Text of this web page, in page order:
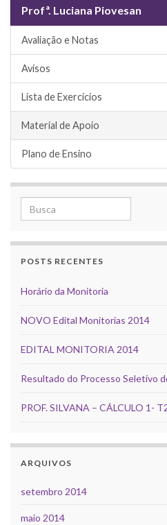
Profª. Luciana Piovesan
Avaliação e Notas
Avisos
Lista de Exercícios
Material de Apoio
Plano de Ensino
Search for:
POSTS RECENTES
Horário da Monitoria
NOVO Edital Monitorias 2014
EDITAL MONITORIA 2014
Resultado do Processo Seletivo
PROF. SILVANA – CÁLCULO 1-
ARQUIVOS
setembro 2014
maio 2014